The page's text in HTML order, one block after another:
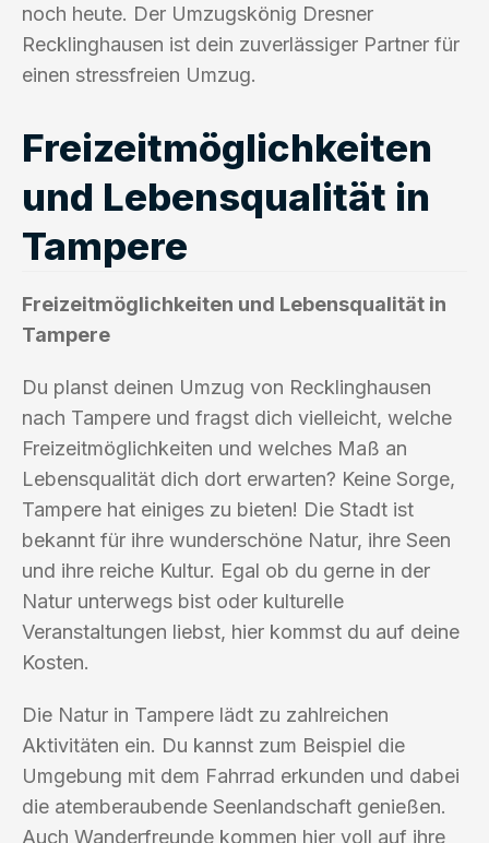
noch heute. Der Umzugskönig Dresner
Recklinghausen ist dein zuverlässiger Partner für
einen stressfreien Umzug.
Freizeitmöglichkeiten
und Lebensqualität in
Tampere
Freizeitmöglichkeiten und Lebensqualität in
Tampere
Du planst deinen Umzug von Recklinghausen
nach Tampere und fragst dich vielleicht, welche
Freizeitmöglichkeiten und welches Maß an
Lebensqualität dich dort erwarten? Keine Sorge,
Tampere hat einiges zu bieten! Die Stadt ist
bekannt für ihre wunderschöne Natur, ihre Seen
und ihre reiche Kultur. Egal ob du gerne in der
Natur unterwegs bist oder kulturelle
Veranstaltungen liebst, hier kommst du auf deine
Kosten.
Die Natur in Tampere lädt zu zahlreichen
Aktivitäten ein. Du kannst zum Beispiel die
Umgebung mit dem Fahrrad erkunden und dabei
die atemberaubende Seenlandschaft genießen.
Auch Wanderfreunde kommen hier voll auf ihre